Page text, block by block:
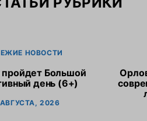
НОВОСТИ
Большой
день (6+)
2026